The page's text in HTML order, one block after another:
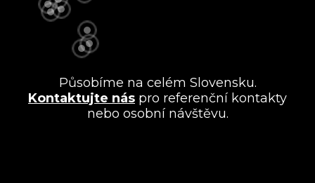
Působíme na celém Slovensku.
Kontaktujte nás pro referenční kontakty
nebo osobní návštěvu.